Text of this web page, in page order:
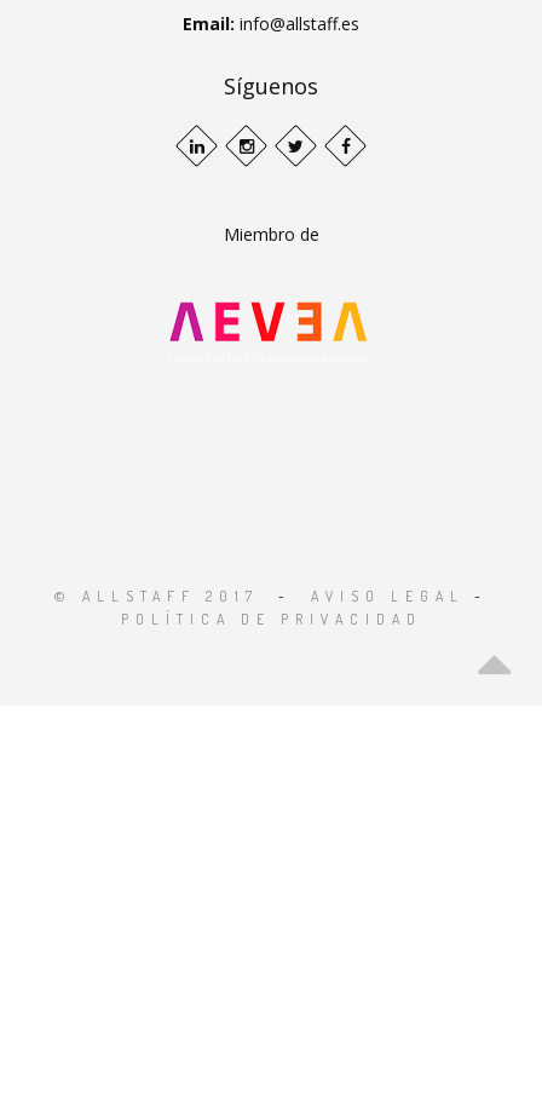
Email: info@allstaff.es
Síguenos
Miembro de
© ALLSTAFF 2017 - AVISO LEGAL
-
POLÍTICA DE PRIVACIDAD